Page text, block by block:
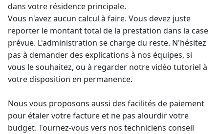
dans votre résidence principale.
Vous n'avez aucun calcul à faire. Vous devez juste
reporter le montant total de la prestation dans la case
prévue. L'administration se charge du reste. N'hésitez
pas à demander des explications à nos équipes, si
vous le souhaitez, ou à regarder notre vidéo tutoriel à
votre disposition en permanence.
Nous vous proposons aussi des facilités de paiement
pour étaler votre facture et ne pas alourdir votre
budget. Tournez-vous vers nos techniciens conseil